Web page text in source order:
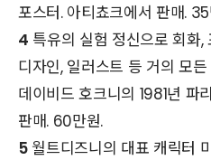
포스터. 아티쵸크에서 판매.
4 특유의 실험 정신으로 회화,
디자인, 일러스트 등 거의 모
데이비드 호크니의 1981년 파
판매. 60만원.
5월트디즈니의 대표 캐릭터